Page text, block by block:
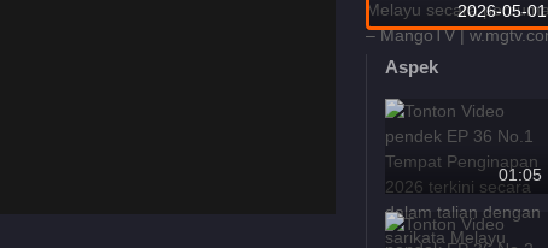
2026-05-01
Aspek
01:05